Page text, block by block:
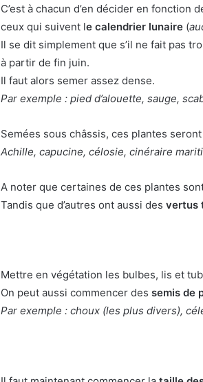
C’est à chacun d’en décider en
ceux qui suivent le calendrier lunaire (
Il se dit simplement que s’il ne fait pas
à partir de fin juin.
Il faut alors semer assez dense.
Par exemple : pied d’alouette, sauge,
Semées sous châssis, ces plantes
Achille, capucine, célosie, cinéraire
A noter que certaines de ces plantes
Tandis que d’autres ont aussi des vertus
Mettre en végétation les bulbes, lis et
On peut aussi commencer des semis de
Par exemple : choux (les plus divers),